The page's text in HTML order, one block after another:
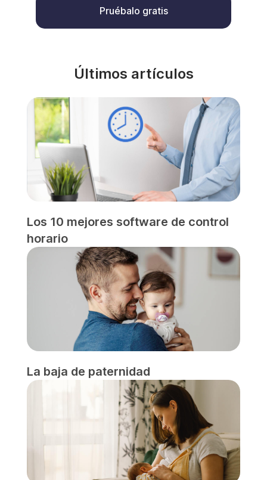
Pruébalo gratis
Últimos artículos
Los 10 mejores software de control
horario
La baja de paternidad